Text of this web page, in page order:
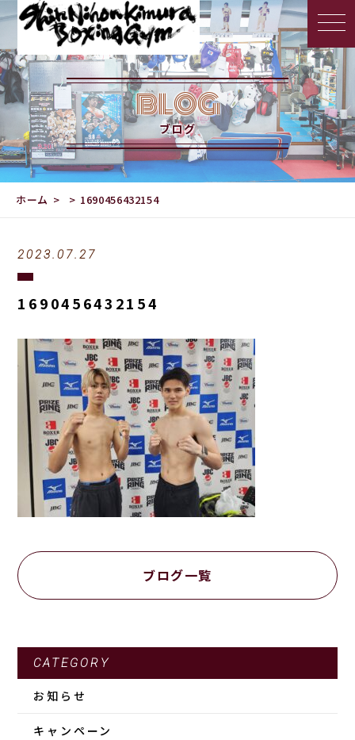
BLOG
ブログ
ホーム 1690456432154
2023.07.27
1690456432154
ブログ一覧
CATEGORY
お知らせ
キャンペーン